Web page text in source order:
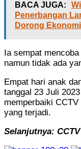
BACA JUGA:
Penerbangan
Dorong
Ia sempat
namun tidak ada
Empat hari anak
tanggal 23 Juli
memperbaiki
yang terjadi.
Selanjutnya: